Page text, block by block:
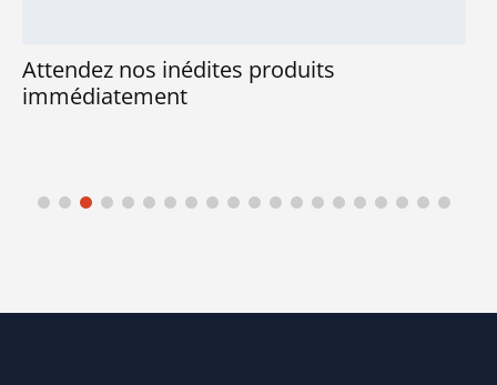
Attendez nos inédites produits
immédiatement